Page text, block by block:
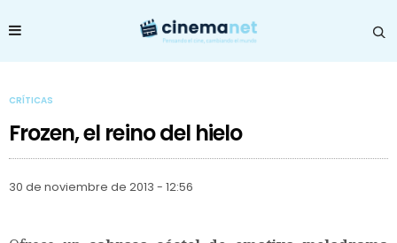
CRÍTICAS
Frozen, el reino del hielo
30 de noviembre de 2013 - 12:56